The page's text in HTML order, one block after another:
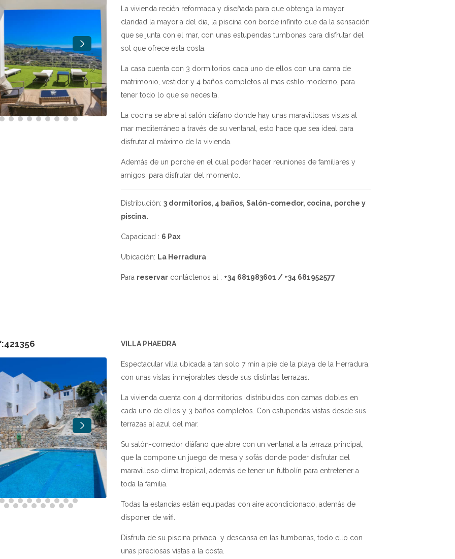
La vivienda recién reformada y diseñada para que obtenga la mayor
claridad la mayoria del dia, la piscina con borde infinito que da la sensación
que se junta con el mar, con unas estupendas tumbonas para disfrutar del
sol que ofrece esta costa.
La casa cuenta con 3 dormitorios cada uno de ellos con una cama de
matrimonio, vestidor y 4 baños completos al mas estilo moderno, para
tener todo lo que se necesita.
La cocina se abre al salón diáfano donde hay unas maravillosas vistas al
mar mediterráneo a través de su ventanal, esto hace que sea ideal para
disfrutar al máximo de la vivienda.
Además de un porche en el cual poder hacer reuniones de familiares y
amigos, para disfrutar del momento.
Distribución: 3 dormitorios, 4 baños, Salón-comedor, cocina, porche y
piscina.
Capacidad : 6 Pax
Ubicación: La Herradura
Para reservar contáctenos al : +34 681983601 / +34 681952577
VILLA PHAEDRA
Espectacular villa ubicada a tan solo 7 min a pie de la playa de la Herradura,
con unas vistas inmejorables desde sus distintas terrazas.
La vivienda cuenta con 4 dormitorios, distribuidos con camas dobles en
cada uno de ellos y 3 baños completos. Con estupendas vistas desde sus
terrazas al azul del mar.
Su salón-comedor diáfano que abre con un ventanal a la terraza principal,
que la compone un juego de mesa y sofás donde poder disfrutar del
maravilloso clima tropical, además de tener un futbolín para entretener a
toda la familia.
Todas la estancias están equipadas con aire acondicionado, además de
disponer de wifi.
Disfruta de su piscina privada y descansa en las tumbonas, todo ello con
unas preciosas vistas a la costa.